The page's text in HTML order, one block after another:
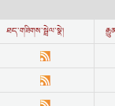
ཐད་གཟིགས་སྦྲེལ་སྣེ།